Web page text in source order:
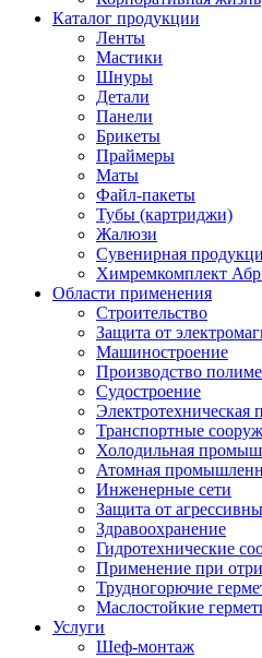
Каталог продукции
Ленты
Мастики
Шнуры
Детали
Панели
Брикеты
Праймеры
Маты
Файл-пакеты
Тубы (картриджи)
Жалюзи
Сувенирная
Химремкомплект
Области применения
Строительство
Защита от
Машиностроение
Производство
Судостроение
Транспортные
Холодильная
Атомная
Инженерные сети
Защита от
Здравоохранение
Гидротехнические
Применение при
Трудногорючие
Маслостойкие
Услуги
Шеф-монтаж